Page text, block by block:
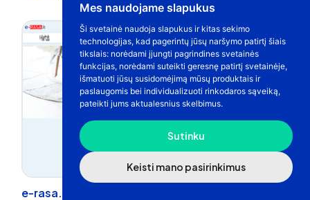
Mes naudojame slapukus
Ši svetainė naudoja slapukus ir kitas sekimo
technologijas, kad pagerintų jūsų naršymo patirtį šiais
tikslais: norėdami įjungti pagrindines svetainės
funkcijas, norėdami suteikti geresnę patirtį svetainėje,
išmatuoti jūsų susidomėjimą mūsų produktais ir
paslaugomis bei individualizuoti rinkodaros sąveiką,
pateikti jums aktualesnius skelbimus.
Sutinku
Keisti mano pasirinkimus
e-rasa.lt